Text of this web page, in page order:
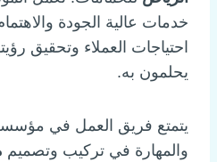
خدمات عالية الجودة
احتياجات العملاء وتحقيق
يحلمون به.
يتمتع فريق العمل في
والمهارة في تركيب وتصميم